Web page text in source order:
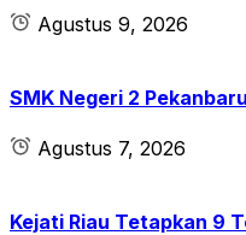
Agustus 9, 2026
SMK Negeri 2
Agustus 7, 2026
Kejati Riau Tetapkan 9